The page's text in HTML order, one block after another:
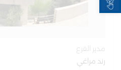
مدير الفرع
رند مراغي